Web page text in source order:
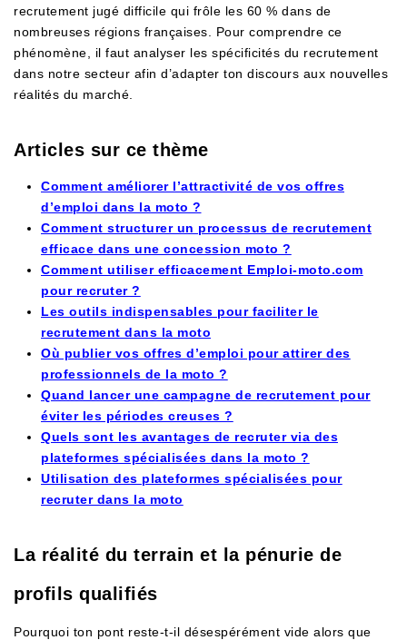
recrutement jugé difficile qui frôle les 60 % dans de
nombreuses régions françaises. Pour comprendre ce
phénomène, il faut analyser les spécificités du recrutement
dans notre secteur afin d’adapter ton discours aux nouvelles
réalités du marché.
Articles sur ce thème
Comment améliorer l’attractivité de vos offres
d’emploi dans la moto ?
Comment structurer un processus de recrutement
efficace dans une concession moto ?
Comment utiliser efficacement Emploi-moto.com
pour recruter ?
Les outils indispensables pour faciliter le
recrutement dans la moto
Où publier vos offres d’emploi pour attirer des
professionnels de la moto ?
Quand lancer une campagne de recrutement pour
éviter les périodes creuses ?
Quels sont les avantages de recruter via des
plateformes spécialisées dans la moto ?
Utilisation des plateformes spécialisées pour
recruter dans la moto
La réalité du terrain et la pénurie de
profils qualifiés
Pourquoi ton pont reste-t-il désespérément vide alors que